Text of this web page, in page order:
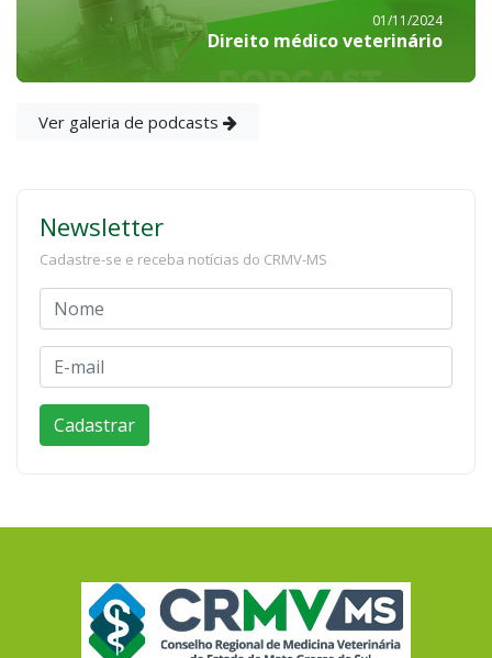
01/11/2024
Direito médico veterinário
Ver galeria de podcasts
Newsletter
Cadastre-se e receba notícias do CRMV-MS